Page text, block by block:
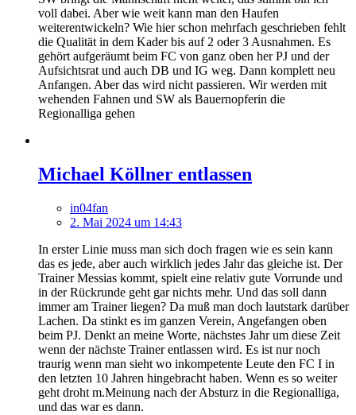
voll dabei. Aber wie weit kann man den Haufen
weiterentwickeln? Wie hier schon mehrfach geschrieben fehlt
die Qualität in dem Kader bis auf 2 oder 3 Ausnahmen. Es
gehört aufgeräumt beim FC von ganz oben her PJ und der
Aufsichtsrat und auch DB und IG weg. Dann komplett neu
Anfangen. Aber das wird nicht passieren. Wir werden mit
wehenden Fahnen und SW als Bauernopferin die
Regionalliga gehen
Michael Köllner entlassen
in04fan
2. Mai 2024 um 14:43
In erster Linie muss man sich doch fragen wie es sein kann
das es jede, aber auch wirklich jedes Jahr das gleiche ist. Der
Trainer Messias kommt, spielt eine relativ gute Vorrunde und
in der Rückrunde geht gar nichts mehr. Und das soll dann
immer am Trainer liegen? Da muß man doch lautstark darüber
Lachen. Da stinkt es im ganzen Verein, Angefangen oben
beim PJ. Denkt an meine Worte, nächstes Jahr um diese Zeit
wenn der nächste Trainer entlassen wird. Es ist nur noch
traurig wenn man sieht wo inkompetente Leute den FC I in
den letzten 10 Jahren hingebracht haben. Wenn es so weiter
geht droht m.Meinung nach der Absturz in die Regionalliga,
und das war es dann.